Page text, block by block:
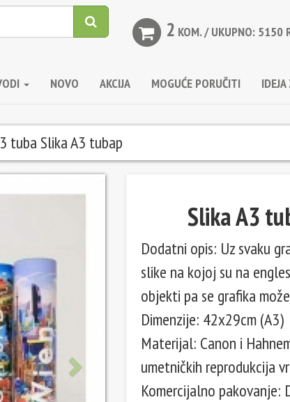
2 KOM. / UKUPNO: 5150
NOVO AKCIJA MOGUĆE PORUČITI
tuba Slika A3 tubap
Slika A3
Dodatni opis: Uz svaku
slike na kojoj su na
objekti pa se grafika
Dimenzije: 42x29cm (A3)
Materijal: Canon i
umetničkih reprodukcija
Komercijalno pakovanje: